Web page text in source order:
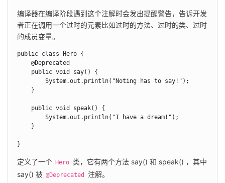
编译器在编译阶段遇到这个注解时会发出提醒警告，告诉开发
者正在调用一个过时的元素比如过时的方法、过时的类、过时
的成员变量。
public class Hero {
    @Deprecated
    public void say() {
        System.out.println("Noting has to say!");
    }
    public void speak() {
        System.out.println("I have a dream!");
    }
}
定义了一个 Hero 类，它有两个方法 say() 和 speak() ，其中
say() 被 @Deprecated 注解。